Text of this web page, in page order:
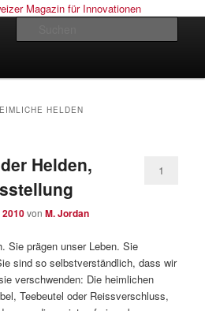
– Das Schweizer
HELDEN
Helden,
vonM. Jordan
1
Sie prägen unser Leben. Sie
sind so selbstverständlich, dass wir
verschwenden: Die heimlichen
Teebeutel oder Reissverschluss,